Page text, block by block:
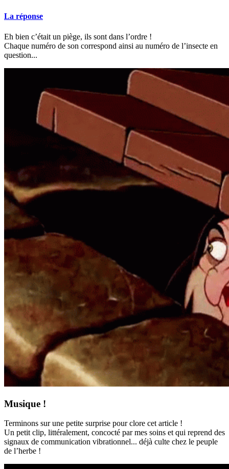
La réponse
Eh bien c’était un piège, ils sont dans l’ordre !
Chaque numéro de son correspond ainsi au numéro de l’insecte en
question...
Musique !
Terminons sur une petite surprise pour clore cet article !
Un petit clip, littéralement, concocté par mes soins et qui reprend des
signaux de communication vibrationnel... déjà culte chez le peuple
de l’herbe !